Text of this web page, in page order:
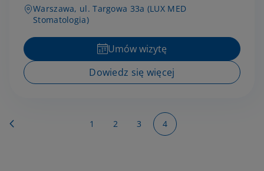
Warszawa, ul. Targowa 33a (LUX MED
Stomatologia)
Umów wizytę
Dowiedz się więcej
Strona Strona
1 Strona
2 Strona
3 You're currently reading
4